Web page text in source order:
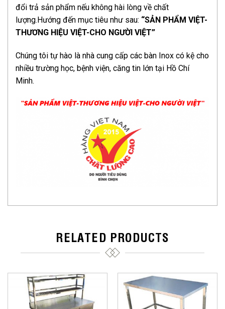
đổi trả sản phẩm nếu không hài lòng về chất
lượng.Hướng đến mục tiêu như sau: “SẢN PHẨM VIỆT-
THƯƠNG HIỆU VIỆT-CHO NGƯỜI VIỆT”
Chúng tôi tự hào là nhà cung cấp các bàn Inox có kệ cho
nhiều trường học, bệnh viện, căng tin lớn tại Hồ Chí
Minh.
RELATED PRODUCTS